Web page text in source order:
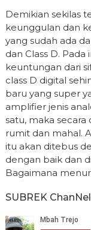
Demikian sekilas
keunggulan dan
yang sudah ada
dan Class D.
keuntungan dari
class D digital
baru yang super
amplifier jenis
satu, maka
rumit dan mahal.
itu akan ditebus
dengan baik dan
Bagaimana
SUBREK